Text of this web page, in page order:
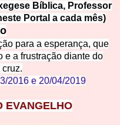
Bíblica, Professor
Portal a cada mês)
para a esperança, que
e a frustração diante do
cruz.
2016 e 20/04/2019
EVANGELHO